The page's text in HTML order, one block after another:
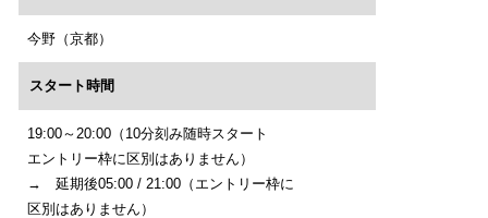
今野（京都）
スタート時間
19:00～20:00（10分刻み随時スタート
エントリー枠に区別はありません）
→ 延期後05:00 / 21:00（エントリー枠に
区別はありません）